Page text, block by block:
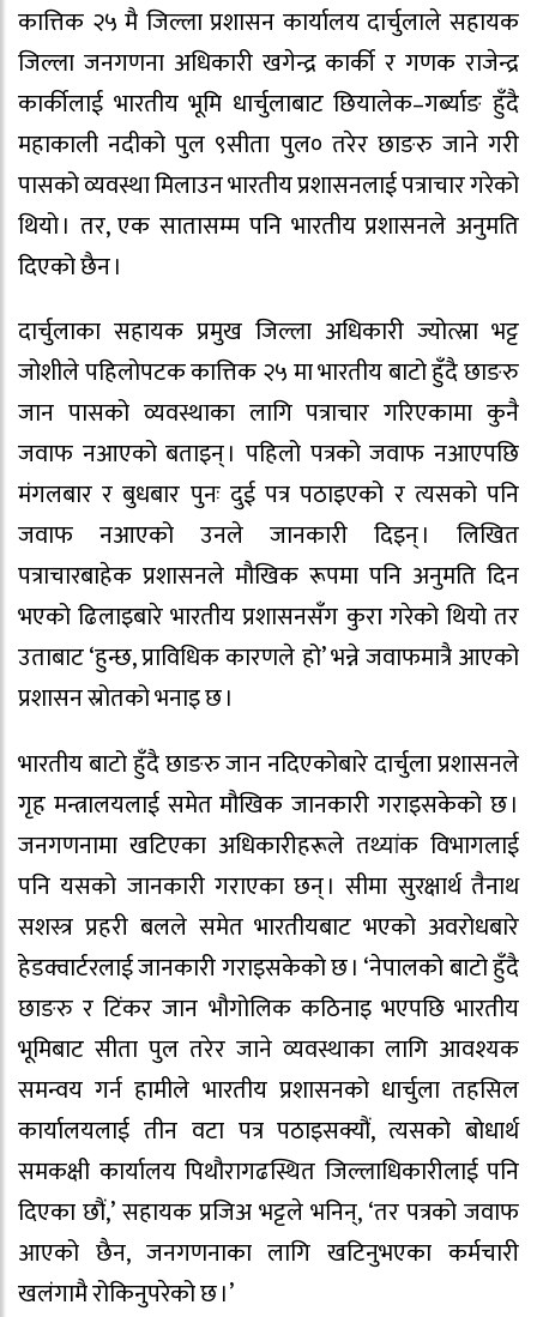
कात्तिक २५ मै जिल्ला प्रशासन कार्यालय दार्चुलाले सहायक
जिल्ला जनगणना अधिकारी खगेन्द्र कार्की र गणक राजेन्द्र
कार्कीलाई भारतीय भूमि धार्चुलाबाट छियालेक–गर्ब्याङ हुँदै
महाकाली नदीको पुल ९सीता पुल० तरेर छाङरु जाने गरी
पासको व्यवस्था मिलाउन भारतीय प्रशासनलाई पत्राचार गरेको
थियो । तर, एक सातासम्म पनि भारतीय प्रशासनले अनुमति
दिएको छैन ।
दार्चुलाका सहायक प्रमुख जिल्ला अधिकारी ज्योत्स्ना भट्ट
जोशीले पहिलोपटक कात्तिक २५ मा भारतीय बाटो हुँदै छाङरु
जान पासको व्यवस्थाका लागि पत्राचार गरिएकामा कुनै
जवाफ नआएको बताइन् । पहिलो पत्रको जवाफ नआएपछि
मंगलबार र बुधबार पुनः दुई पत्र पठाइएको र त्यसको पनि
जवाफ नआएको उनले जानकारी दिइन् । लिखित
पत्राचारबाहेक प्रशासनले मौखिक रूपमा पनि अनुमति दिन
भएको ढिलाइबारे भारतीय प्रशासनसँग कुरा गरेको थियो तर
उताबाट ‘हुन्छ, प्राविधिक कारणले हो’ भन्ने जवाफमात्रै आएको
प्रशासन स्रोतको भनाइ छ ।
भारतीय बाटो हुँदै छाङरु जान नदिएकोबारे दार्चुला प्रशासनले
गृह मन्त्रालयलाई समेत मौखिक जानकारी गराइसकेको छ ।
जनगणनामा खटिएका अधिकारीहरूले तथ्यांक विभागलाई
पनि यसको जानकारी गराएका छन् । सीमा सुरक्षार्थ तैनाथ
सशस्त्र प्रहरी बलले समेत भारतीयबाट भएको अवरोधबारे
हेडक्वार्टरलाई जानकारी गराइसकेको छ । ‘नेपालको बाटो हुँदै
छाङरु र टिंकर जान भौगोलिक कठिनाइ भएपछि भारतीय
भूमिबाट सीता पुल तरेर जाने व्यवस्थाका लागि आवश्यक
समन्वय गर्न हामीले भारतीय प्रशासनको धार्चुला तहसिल
कार्यालयलाई तीन वटा पत्र पठाइसक्यौं, त्यसको बोधार्थ
समकक्षी कार्यालय पिथौरागढस्थित जिल्लाधिकारीलाई पनि
दिएका छौं,’ सहायक प्रजिअ भट्टले भनिन्, ‘तर पत्रको जवाफ
आएको छैन, जनगणनाका लागि खटिनुभएका कर्मचारी
खलंगामै रोकिनुपरेको छ ।’